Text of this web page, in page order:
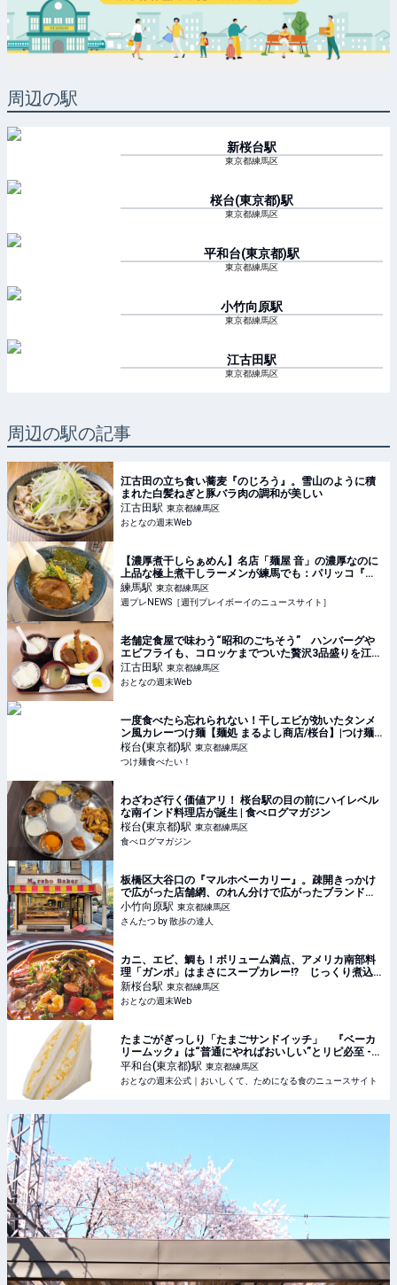
周辺の駅
新桜台駅
東京都練馬区
桜台(東京都)駅
東京都練馬区
平和台(東京都)駅
東京都練馬区
小竹向原駅
東京都練馬区
江古田駅
東京都練馬区
周辺の駅の記事
江古田の立ち食い蕎麦『のじろう』。雪山のように積
まれた白髪ねぎと豚バラ肉の調和が美しい
江古田駅 東京都練馬区
おとなの週末Web
【濃厚煮干しらぁめん】名店「麺屋 音」の濃厚なのに
上品な極上煮干しラーメンが練馬でも：パリッコ『今
週のハマりめし』第237回
練馬駅 東京都練馬区
週プレNEWS［週刊プレイボーイのニュースサイト］
老舗定食屋で味わう“昭和のごちそう” ハンバーグや
エビフライも、コロッケまでついた贅沢3品盛りを江古
田で発見
江古田駅 東京都練馬区
おとなの週末Web
一度食べたら忘れられない！干しエビが効いたタンメ
ン風カレーつけ麺【麺処 まるよし商店/桜台】|つけ麺
食べたい！
桜台(東京都)駅 東京都練馬区
つけ麺食べたい！
わざわざ行く価値アリ！ 桜台駅の目の前にハイレベル
な南インド料理店が誕生 | 食べログマガジン
桜台(東京都)駅 東京都練馬区
食べログマガジン
板橋区大谷口の『マルホベーカリー』。疎開きっかけ
で広がった店舗網、のれん分けで広がったブランドの
味｜さんたつ by 散歩の達人
小竹向原駅 東京都練馬区
さんたつ by 散歩の達人
カニ、エビ、鯛も！ボリューム満点、アメリカ南部料
理「ガンボ」はまさにスープカレー!? じっくり煮込
んだ濃厚なスープがうまい！ - おとなの週末Web
新桜台駅 東京都練馬区
おとなの週末Web
たまごがぎっしり「たまごサンドイッチ」 『ベーカ
リームック』は“普通にやればおいしい”とリピ必至 -
おとなの週末公式｜おいしくて、ためになる食のニュ
ースサイト
平和台(東京都)駅 東京都練馬区
おとなの週末公式｜おいしくて、ためになる食のニュースサイト